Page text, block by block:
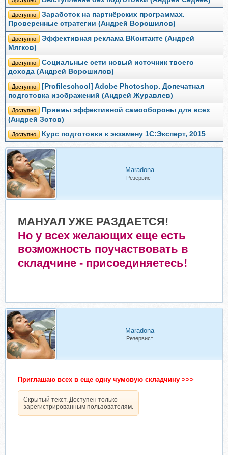
Доступно
Заработок на партнёрских программах.
Проверенные стратегии (Андрей Ворошилов)
Доступно
Эффективная реклама ВКонтакте (Андрей
Мягков)
Доступно
Социальные сети новый источник твоего
дохода (Андрей Ворошилов)
Доступно
[Profileschool] Adobe Photoshop. Допечатная
подготовка изображений (Андрей Журавлев)
Доступно
Приемы эффективной самообороны для всех
(Андрей Зотов)
Доступно Курс подготовки к экзамену 1С:Эксперт, 2015
Maradona
Резервист
МАНУАЛ УЖЕ РАЗДАЕТСЯ!
Но у всех желающих еще есть
возможность поучаствовать в
складчине - присоединяетесь!
Maradona
Резервист
Приглашаю всех в еще одну чумовую складчину >>>
Скрытый текст. Доступен только
зарегистрированным пользователям.